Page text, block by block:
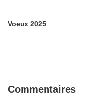
Voeux 2025
Commentaires